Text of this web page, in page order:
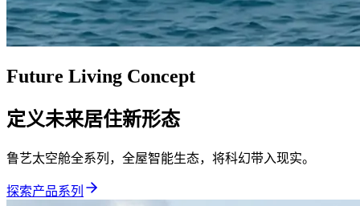
Future Living Concept
定义未来居住新形态
鲁艺太空舱全系列，全屋智能生态，将科幻带入现实。
探索产品系列